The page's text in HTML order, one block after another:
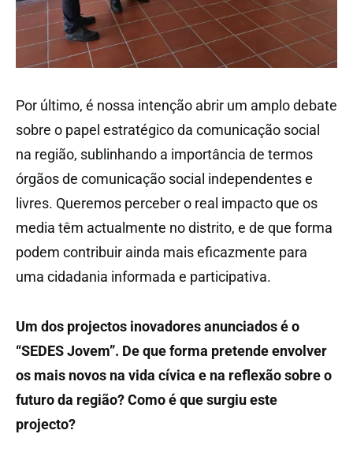
Por último, é nossa intenção abrir um amplo debate
sobre o papel estratégico da comunicação social
na região, sublinhando a importância de termos
órgãos de comunicação social independentes e
livres. Queremos perceber o real impacto que os
media têm actualmente no distrito, e de que forma
podem contribuir ainda mais eficazmente para
uma cidadania informada e participativa.
Um dos projectos inovadores anunciados é o
“SEDES Jovem”. De que forma pretende envolver
os mais novos na vida cívica e na reflexão sobre o
futuro da região? Como é que surgiu este
projecto?